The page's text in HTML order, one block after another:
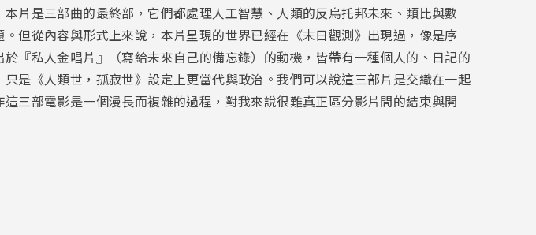
片是三部曲的最終部，它們都處理人工智慧、人類的反烏托邦未來、類比與數
但從內容與形式上來說，本片呈現的世界已經在《末日觀測》出現過，像是序
『私人金唱片』（寫給未來自己的備忘錄）的動機，皆帶有一種個人的、日記的
是《人類世，孤寂世》設定上更當代與政治。我們可以說這三部片是交織在一起
三部電影是一個漫長而複雜的過程，對我來說很難真正區分影片間的結束與開